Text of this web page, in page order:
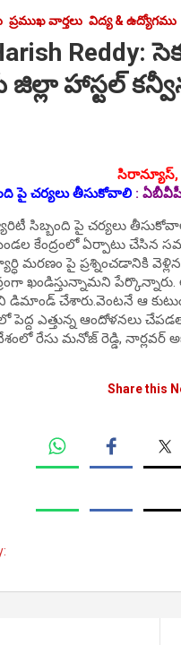
ప్రముఖ వార్తలు విద్య & ఉద్యోగము
Reddy:
హాస్టల్
సిరాన్యూస్,
పై చర్యలు తీసుకోవాలి :
సిబ్బంది పై చర్యలు
కేంద్రంలో ఏర్పాటు చేసిన
మరణం పై ప్రశ్నించడానికి
ఖండిస్తున్నామని
చేశారు.వెంటనే ఆ
పెద్ద ఎత్తున్న ఆందోళనలు
రేసు మనోజ్ రెడ్డి, నార్లవర్
Share this